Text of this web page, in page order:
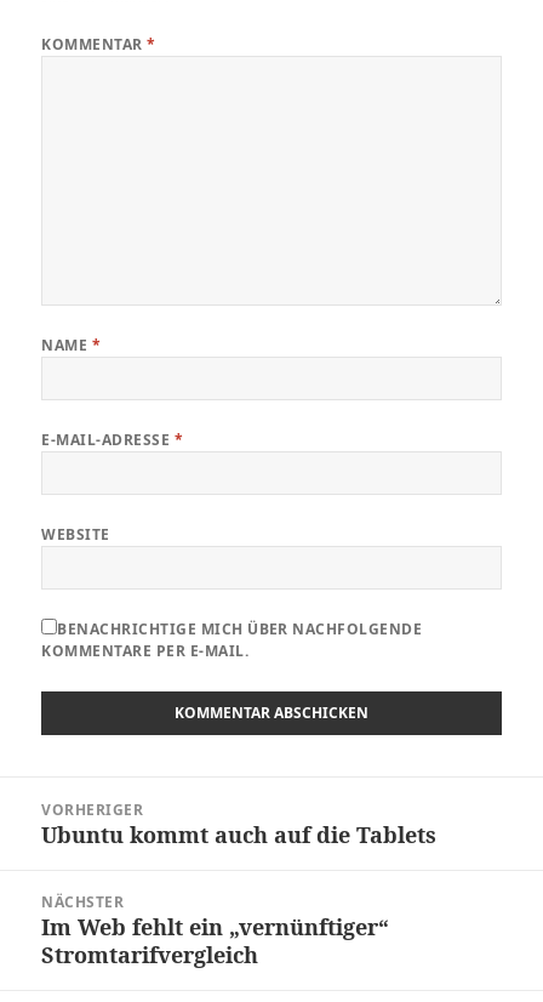
KOMMENTAR*
NAME *
E-MAIL-ADRESSE *
WEBSITE
BENACHRICHTIGE MICH ÜBER NACHFOLGENDE
KOMMENTARE PER E-MAIL.
VORHERIGER
Vorheriger
Ubuntu kommt auch auf die Tablets
NÄCHSTER
Nächster
Beitrag:
Im Web fehlt ein „vernünftiger“
Stromtarifvergleich